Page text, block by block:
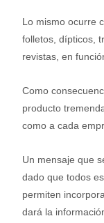
Lo mismo ocurre
folletos, dípticos,
revistas, en
Como
producto
como a cada
Un mensaje que
dado que todos
permiten
dará la